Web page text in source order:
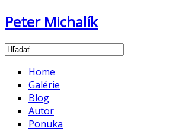
Peter Michalík
Home
Galérie
Blog
Autor
Ponuka